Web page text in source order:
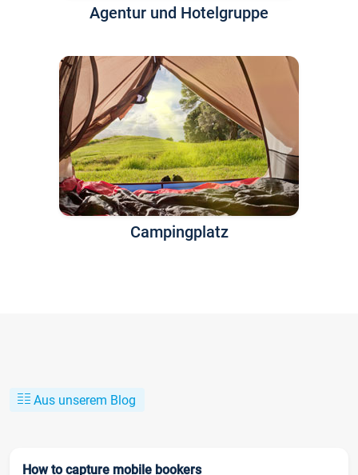
Agentur und Hotelgruppe
Campingplatz
Aus unserem Blog
How to capture mobile bookers